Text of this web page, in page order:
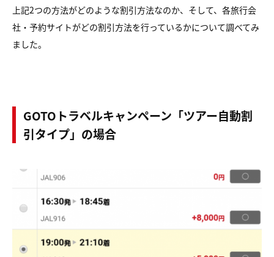
上記2つの方法がどのような割引方法なのか、そして、各旅行会
社・予約サイトがどの割引方法を行っているかについて調べてみ
ました。
GOTOトラベルキャンペーン「ツアー自動割
引タイプ」の場合